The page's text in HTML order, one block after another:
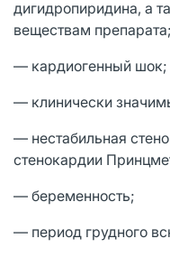
дигидропиридина, а
веществам препарата;
— кардиогенный шок;
— клинически
— нестабильная
стенокардии
— беременность;
— период грудного